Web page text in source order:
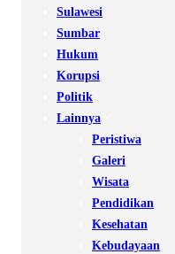
Sulawesi
Sumbar
Hukum
Korupsi
Politik
Lainnya
Peristiwa
Galeri
Wisata
Pendidikan
Kesehatan
Kebudayaan